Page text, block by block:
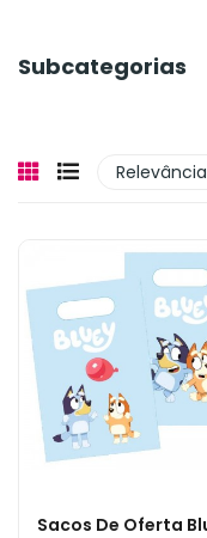
Subcategorias
Relevância